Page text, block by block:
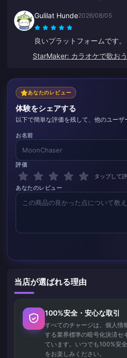
Gulilat Hunde2026/08/05
良いプラットフォームです。
StarMaker: カラオケで歌お
あなたのレビュー
体験をシェアする
以下で簡単な評価を残して、他のユーザ
お名前
評価
タップして
あなたのレビュー
当店が選ばれる理由
100%安全・安心な取引
すべてのチャージは、個人情
する業界標準の暗号化決済セ
ています。いつでも100%安
をお楽しみください。